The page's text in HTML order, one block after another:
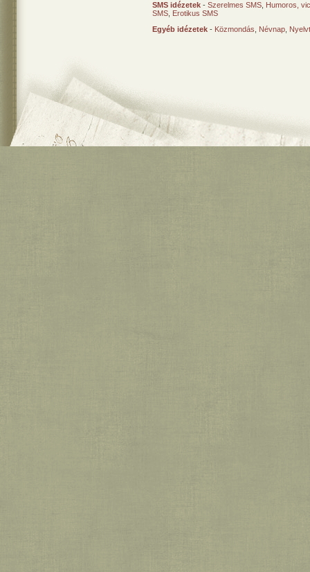
SMS idézetek - Szerelmes SMS Humoros,
SMS Erotikus SMS
Egyéb idézetek - Közmondás Névnap